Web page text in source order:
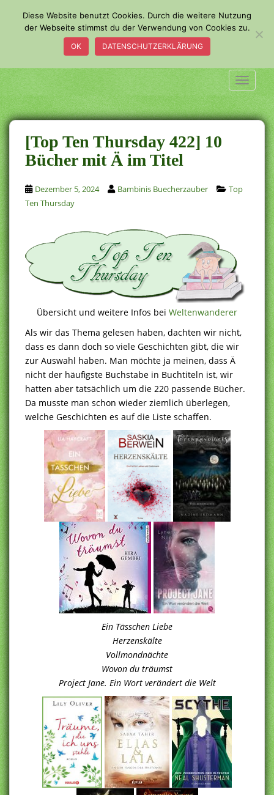
o
a
i
n
c
o
n
t
e
n
t
[Top Ten Thursday 422] 10
Bücher mit Ä im Titel
Dezember 5, 2024 Bambinis Buecherzauber
Top
Ten Thursday
Übersicht und weitere Infos bei Weltenwanderer
Als wir das Thema gelesen haben, dachten wir nicht,
dass es dann doch so viele Geschichten gibt, die wir
zur Auswahl haben. Man möchte ja meinen, dass Ä
nicht der häufigste Buchstabe in Buchtiteln ist, wir
hatten aber tatsächlich um die 220 passende Bücher.
Da musste man schon wieder ziemlich überlegen,
welche Geschichten es auf die Liste schaffen.
Ein Tässchen Liebe
Herzenskälte
Vollmondnächte
Wovon du träumst
Project Jane. Ein Wort verändert die Welt
Diese Website benutzt Cookies. Durch die weitere Nutzung
der Webseite stimmst du der Verwendung von Cookies zu.
OK DATENSCHUTZERKLÄRUNG